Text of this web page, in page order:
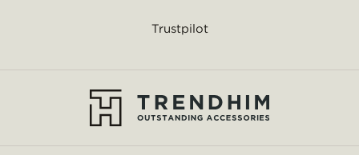
Trustpilot